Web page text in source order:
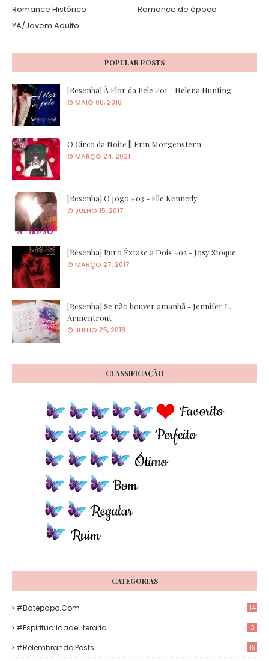
Romance Histórico
Romance de época
YA/Jovem Adulto
POPULAR POSTS
[Resenha] À Flor da Pele #01 - Helena Hunting
MAIO 06, 2016
O Circo da Noite || Erin Morgenstern
MARÇO 24, 2021
[Resenha] O Jogo #03 - Elle Kennedy
JULHO 15, 2017
[Resenha] Puro Êxtase a Dois #02 - Josy Stoque
MARÇO 27, 2017
[Resenha] Se não houver amanhã - Jennifer L.
Armentrout
JULHO 25, 2018
CLASSIFICAÇÃO
CATEGORIAS
#Batepapo.com 14
#EspiritualidadeLiteraria 3
#Relembrando Posts 19